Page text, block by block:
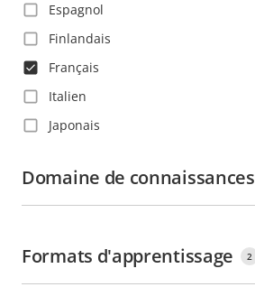
Brésil
Canada
Chine
Colombie
Croatie
Danemark
Espagnol
Finlandais
Français
Italien
Japonais
Polonais
Portugais
Domaine de connaissances
Formats d'apprentissage 2